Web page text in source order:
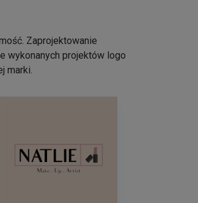
Zaprojektowanie
wykonanych projektów logo
marki.